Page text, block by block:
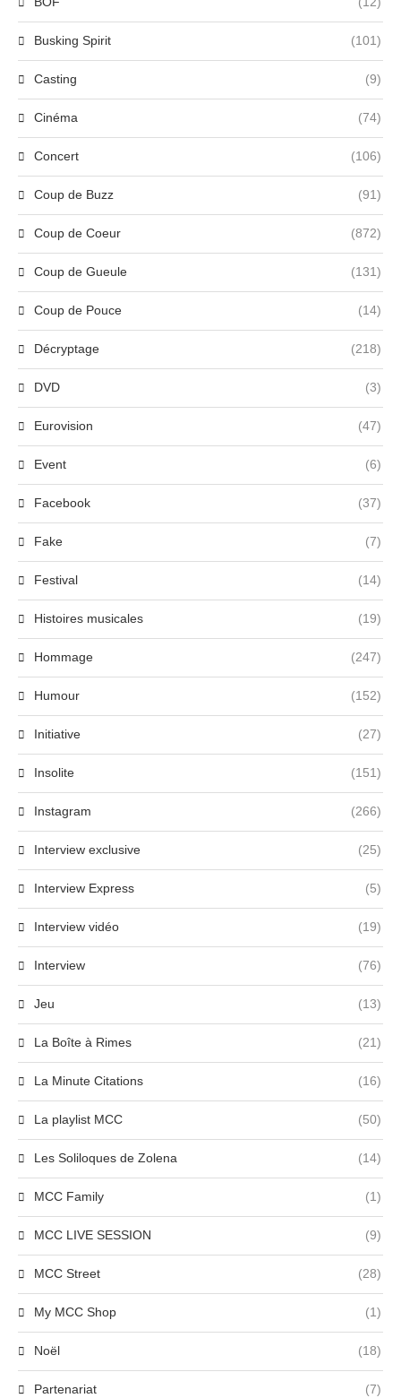
Busking Spirit (101)
Casting (9)
Cinéma (74)
Concert (106)
Coup de Buzz (91)
Coup de Coeur (872)
Coup de Gueule (131)
Coup de Pouce (14)
Décryptage (218)
DVD (3)
Eurovision (47)
Event (6)
Facebook (37)
Fake (7)
Festival (14)
Histoires musicales (19)
Hommage (247)
Humour (152)
Initiative (27)
Insolite (151)
Instagram (266)
Interview exclusive (25)
Interview Express (5)
Interview vidéo (19)
Interview (76)
Jeu (13)
La Boîte à Rimes (21)
La Minute Citations (16)
La playlist MCC (50)
Les Soliloques de Zolena (14)
MCC Family (1)
MCC LIVE SESSION (9)
MCC Street (28)
My MCC Shop (1)
Noël (18)
Partenariat (7)